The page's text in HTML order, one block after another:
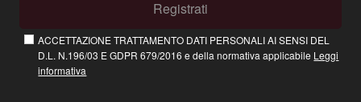
Registrati
ACCETTAZIONE TRATTAMENTO DATI PERSONALI AI SENSI DEL
D.L. N.196/03 E GDPR 679/2016 e della normativa applicabile Leggi
informativa